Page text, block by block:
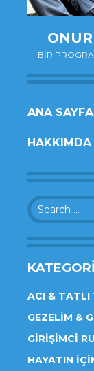
BIR
SKIP
CONTENT
ANA SAYFA
HAKKIMDA
Search
for:
ACI & TATLI
GEZELIM &
GIRIŞIMCI
HAYATIN